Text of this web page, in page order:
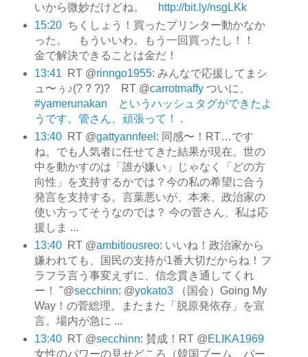
いから微妙だけどね。
http://bit.ly/nsgLKk
15:20 ちくしょう！買ったプリンター動かなか
った。 もういいわ。もう一回買ったし！！
金で解決できることは金だ！
13:41
RT @rinngo1955: みんなで応援してまシ
ュ〜ぅ♪(? ? ?)? RT @carrotmaffyついに、
#yamerunakan というハッシュタグができたよ
うです。管さん、頑張って！
.
13:40
RT @gattyannfeel : 同感〜！RT…です
ね。でも人気者に任せてきた結果が現在。世の
中を動かすのは「誰が嫌い」じゃなく「どの方
向性」を支持するかでは？今の私の希望に合う
発言を支持する。言葉悪いが、本来、政治家の
使い方ってそうなのでは？ 今の菅さん、私は応
援しま ...
13:40
RT @ambitiousreo: いいね！政治家から
嫌われても、国民の支持が1番大切だからね！フ
ラフラ言う事変えずに、信念貫き通してくれ
ー！ "@secchinn: @yokato3（国会）Going My
Way！の菅総理。またまた「脱原発依存」を宣
言。場内が急に ...
13:40
RT @secchinn: 賛成！RT @ELIKA1969
女性のパワーの見せどころ（韓国ブーム、バー